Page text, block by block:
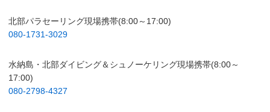
北部パラセーリング現場携帯(8:00～17:00)
080-1731-3029
水納島・北部ダイビング＆シュノーケリング現場携帯(8:00～
17:00)
080-2798-4327